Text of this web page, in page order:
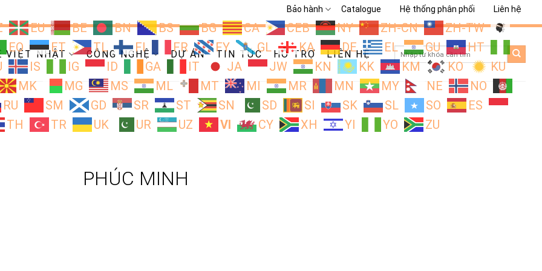
Bảo hành Catalogue Hệ thống phân phối Liên hệ
EU BE BN BS BG CA CEB NY ZH-CN
ZH-TW
EO ET TL FI FR FY GL KA DE EL GU
HT
IS IG ID GA IT JA JW KN KK KM KO
KU
MK MG MS ML MT MI MR MN MY NE
NO
RU SM GD SR ST SN SD SI SK SL SO
ES
TH TR UK UR UZ VI CY XH YI YO ZU
VIỆT NHẬT CÔNG NGHỆ DỰ ÁN TIN TỨC HỖ TRỢ LIÊN HỆ
Search
for:
PHÚC MINH